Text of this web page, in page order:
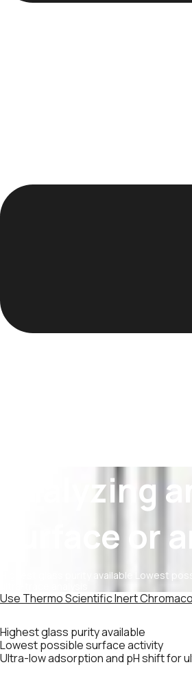
Analyzing
surface or
Highest glass purity available Lowest
Use Thermo Scientific Inert
Highest glass purity available
Lowest possible surface activity
Ultra-low adsorption and pH shift for